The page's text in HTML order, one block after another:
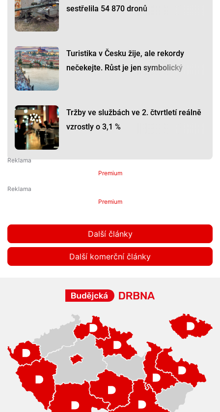
sestřelila 54 870 dronů
Turistika v Česku žije, ale rekordy
nečekejte. Růst je jen symbolický
Tržby ve službách ve 2. čtvrtletí reálně
vzrostly o 3,1 %
Premium
Premium
Další články
Další komerční články